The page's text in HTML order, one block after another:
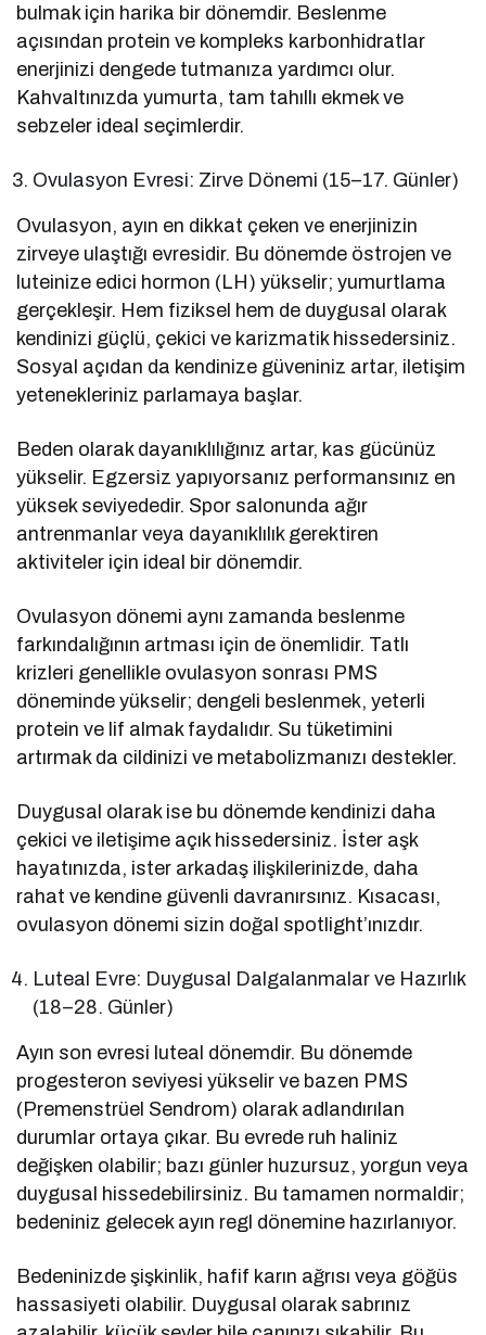
bulmak için harika bir dönemdir. Beslenme
açısından protein ve kompleks karbonhidratlar
enerjinizi dengede tutmanıza yardımcı olur.
Kahvaltınızda yumurta, tam tahıllı ekmek ve
sebzeler ideal seçimlerdir.
Ovulasyon Evresi: Zirve Dönemi (15–17. Günler)
Ovulasyon, ayın en dikkat çeken ve enerjinizin
zirveye ulaştığı evresidir. Bu dönemde östrojen ve
luteinize edici hormon (LH) yükselir; yumurtlama
gerçekleşir. Hem fiziksel hem de duygusal olarak
kendinizi güçlü, çekici ve karizmatik hissedersiniz.
Sosyal açıdan da kendinize güveniniz artar, iletişim
yetenekleriniz parlamaya başlar.
Beden olarak dayanıklılığınız artar, kas gücünüz
yükselir. Egzersiz yapıyorsanız performansınız en
yüksek seviyededir. Spor salonunda ağır
antrenmanlar veya dayanıklılık gerektiren
aktiviteler için ideal bir dönemdir.
Ovulasyon dönemi aynı zamanda beslenme
farkındalığının artması için de önemlidir. Tatlı
krizleri genellikle ovulasyon sonrası PMS
döneminde yükselir; dengeli beslenmek, yeterli
protein ve lif almak faydalıdır. Su tüketimini
artırmak da cildinizi ve metabolizmanızı destekler.
Duygusal olarak ise bu dönemde kendinizi daha
çekici ve iletişime açık hissedersiniz. İster aşk
hayatınızda, ister arkadaş ilişkilerinizde, daha
rahat ve kendine güvenli davranırsınız. Kısacası,
ovulasyon dönemi sizin doğal spotlight’ınızdır.
Luteal Evre: Duygusal Dalgalanmalar ve Hazırlık
(18–28. Günler)
Ayın son evresi luteal dönemdir. Bu dönemde
progesteron seviyesi yükselir ve bazen PMS
(Premenstrüel Sendrom) olarak adlandırılan
durumlar ortaya çıkar. Bu evrede ruh haliniz
değişken olabilir; bazı günler huzursuz, yorgun veya
duygusal hissedebilirsiniz. Bu tamamen normaldir;
bedeniniz gelecek ayın regl dönemine hazırlanıyor.
Bedeninizde şişkinlik, hafif karın ağrısı veya göğüs
hassasiyeti olabilir. Duygusal olarak sabrınız